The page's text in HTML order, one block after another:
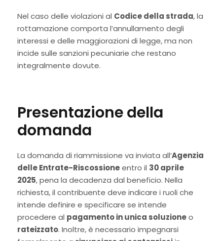
Nel caso delle violazioni al Codice della strada, la
rottamazione comporta l’annullamento degli
interessi e delle maggiorazioni di legge, ma non
incide sulle sanzioni pecuniarie che restano
integralmente dovute.
Presentazione della
domanda
La domanda di riammissione va inviata all’Agenzia
delle Entrate-Riscossioneentro il 30 aprile
2025, pena la decadenza dal beneficio. Nella
richiesta, il contribuente deve indicare i ruoli che
intende definire e specificare se intende
procedere al pagamento in unica soluzioneo
rateizzato. Inoltre, è necessario impegnarsi